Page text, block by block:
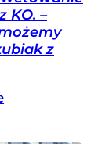
KO. –
z